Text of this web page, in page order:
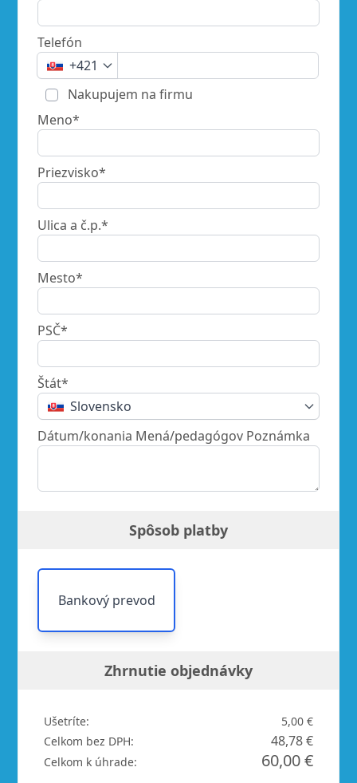
Telefón
+421
Nakupujem na firmu
Meno*
Priezvisko*
Ulica a č.p.*
Mesto*
PSČ*
Štát*
Slovensko
Dátum/konania Mená/pedagógov Poznámka
Spôsob platby
Bankový prevod
Zhrnutie objednávky
Ušetríte:
5,00 €
Celkom bez DPH:
48,78 €
Celkom k úhrade: 60,00 €